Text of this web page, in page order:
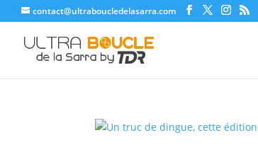
contact@ultraboucledelasarra.com